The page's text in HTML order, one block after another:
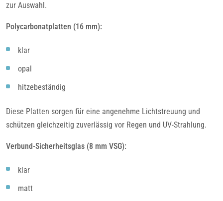
zur Auswahl.
Polycarbonatplatten (16 mm):
klar
opal
hitzebeständig
Diese Platten sorgen für eine angenehme Lichtstreuung und
schützen gleichzeitig zuverlässig vor Regen und UV-Strahlung.
Verbund-Sicherheitsglas (8 mm VSG):
klar
matt